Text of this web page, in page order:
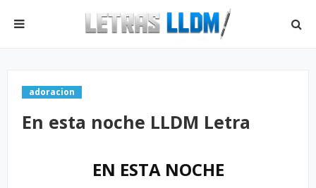
adoracion
En esta noche LLDM Letra
EN ESTA NOCHE